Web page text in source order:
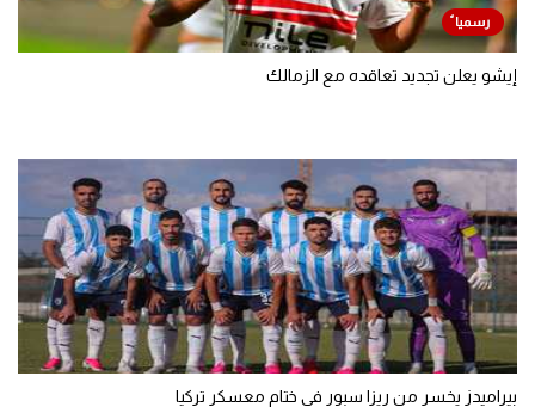
إيشو يعلن تجديد تعاقده مع الزمالك
بيراميدز يخسر من ريزا سبور في ختام معسكر تركيا